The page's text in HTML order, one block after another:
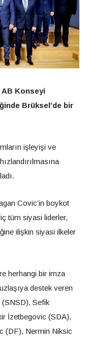
Konseyi
Brüksel’de bir
işleyişi ve
Covic’in boykot
tüm siyasi liderler,
ilişkin siyasi ilkeler
herhangi bir imza
destek veren
Sefik
İzetbegovic (SDA),
(DF), Nermin Niksic